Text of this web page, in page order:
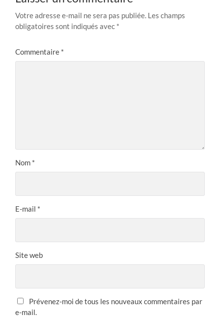
Votre adresse e-mail ne sera pas publiée. Les champs
obligatoires sont indiqués avec *
Commentaire *
Nom *
E-mail *
Site web
Prévenez-moi de tous les nouveaux commentaires par
e-mail.